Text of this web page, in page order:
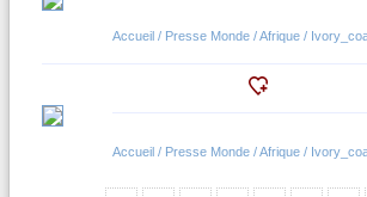
Accueil / Presse Monde / Afrique /
Accueil / Presse Monde / Afrique /